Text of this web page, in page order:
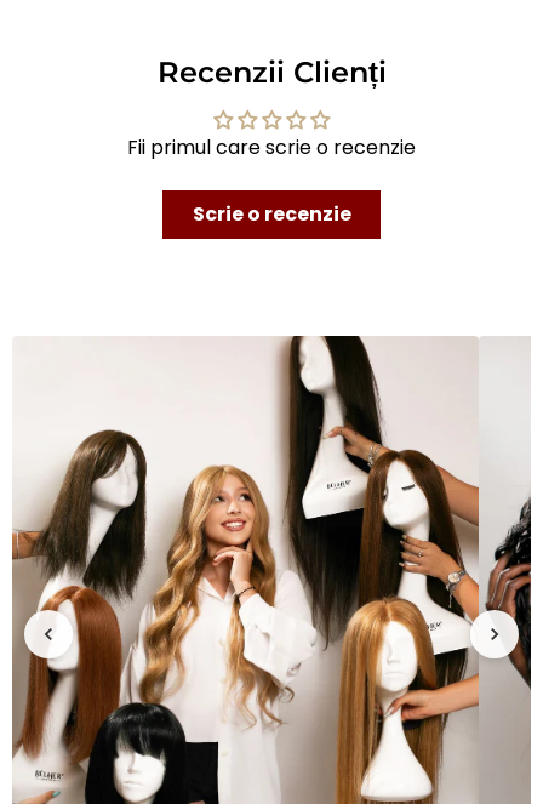
Recenzii Clienți
Fii primul care scrie o recenzie
Scrie o recenzie